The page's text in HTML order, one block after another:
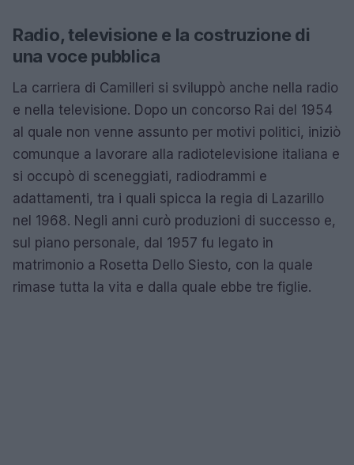
Radio, televisione e la costruzione di
una voce pubblica
La carriera di Camilleri si sviluppò anche nella radio
e nella televisione. Dopo un concorso Rai del 1954
al quale non venne assunto per motivi politici, iniziò
comunque a lavorare alla radiotelevisione italiana e
si occupò di sceneggiati, radiodrammi e
adattamenti, tra i quali spicca la regia di Lazarillo
nel 1968. Negli anni curò produzioni di successo e,
sul piano personale, dal 1957 fu legato in
matrimonio a Rosetta Dello Siesto, con la quale
rimase tutta la vita e dalla quale ebbe tre figlie.